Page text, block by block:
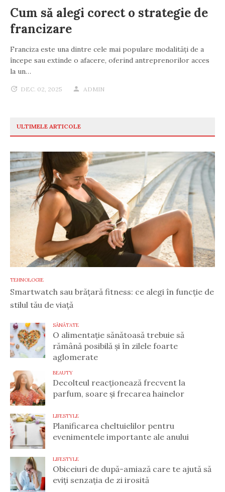
Cum să alegi corect o strategie de
francizare
Franciza este una dintre cele mai populare modalități de a
începe sau extinde o afacere, oferind antreprenorilor acces
la un…
DEC. 02, 2025 ADMIN
ULTIMELE ARTICOLE
TEHNOLOGIE
Smartwatch sau brățară fitness: ce alegi în funcție de
stilul tău de viață
SĂNĂTATE
O alimentație sănătoasă trebuie să
rămână posibilă și în zilele foarte
aglomerate
BEAUTY
Decolteul reacționează frecvent la
parfum, soare și frecarea hainelor
LIFESTYLE
Planificarea cheltuielilor pentru
evenimentele importante ale anului
LIFESTYLE
Obiceiuri de după-amiază care te ajută să
eviți senzația de zi irosită